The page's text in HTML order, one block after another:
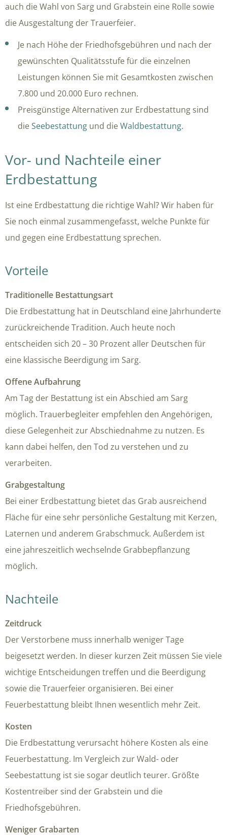
auch die Wahl von Sarg und Grabstein eine Rolle sowie
die Ausgestaltung der Trauerfeier.
Je nach Höhe der Friedhofsgebühren und nach der
gewünschten Qualitätsstufe für die einzelnen
Leistungen können Sie mit Gesamtkosten zwischen
7.800 und 20.000 Euro rechnen.
Preisgünstige Alternativen zur Erdbestattung sind
dieSeebestattung und dieWaldbestattung.
Vor- und Nachteile einer
Erdbestattung
Ist eine Erdbestattung die richtige Wahl? Wir haben für
Sie noch einmal zusammengefasst, welche Punkte für
und gegen eine Erdbestattung sprechen.
Vorteile
Traditionelle Bestattungsart
Die Erdbestattung hat in Deutschland eine Jahrhunderte
zurückreichende Tradition. Auch heute noch
entscheiden sich 20 – 30 Prozent aller Deutschen für
eine klassische Beerdigung im Sarg.
Offene Aufbahrung
Am Tag der Bestattung ist ein Abschied am Sarg
möglich. Trauerbegleiter empfehlen den Angehörigen,
diese Gelegenheit zur Abschiednahme zu nutzen. Es
kann dabei helfen, den Tod zu verstehen und zu
verarbeiten.
Grabgestaltung
Bei einer Erdbestattung bietet das Grab ausreichend
Fläche für eine sehr persönliche Gestaltung mit Kerzen,
Laternen und anderem Grabschmuck. Außerdem ist
eine jahreszeitlich wechselnde Grabbepflanzung
möglich.
Nachteile
Zeitdruck
Der Verstorbene muss innerhalb weniger Tage
beigesetzt werden. In dieser kurzen Zeit müssen Sie viele
wichtige Entscheidungen treffen und die Beerdigung
sowie die Trauerfeier organisieren. Bei einer
Feuerbestattung bleibt Ihnen wesentlich mehr Zeit.
Kosten
Die Erdbestattung verursacht höhere Kosten als eine
Feuerbestattung. Im Vergleich zur Wald- oder
Seebestattung ist sie sogar deutlich teurer. Größte
Kostentreiber sind der Grabstein und die
Friedhofsgebühren.
Weniger Grabarten